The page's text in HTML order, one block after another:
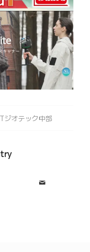
ジオテック中部